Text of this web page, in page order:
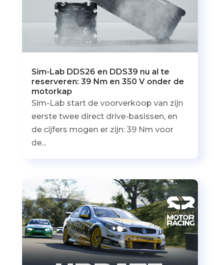
Sim-Lab DDS26 en DDS39 nu al te
reserveren: 39 Nm en 350 V onder de
motorkap
Sim-Lab start de voorverkoop van zijn
eerste twee direct drive-basissen, en
de cijfers mogen er zijn: 39 Nm voor
de...